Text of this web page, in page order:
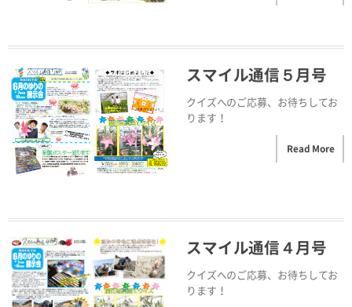
スマイル通信５月号
クイズへのご応募、お待ちしてお
ります！
Read More
スマイル通信４月号
クイズへのご応募、お待ちしてお
ります！